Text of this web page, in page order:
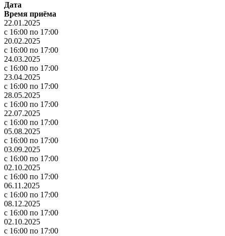
Дата
Время приёма
22.01.2025
с 16:00 по 17:00
20.02.2025
с 16:00 по 17:00
24.03.2025
с 16:00 по 17:00
23.04.2025
с 16:00 по 17:00
28.05.2025
с 16:00 по 17:00
22.07.2025
с 16:00 по 17:00
05.08.2025
с 16:00 по 17:00
03.09.2025
с 16:00 по 17:00
02.10.2025
с 16:00 по 17:00
06.11.2025
с 16:00 по 17:00
08.12.2025
с 16:00 по 17:00
02.10.2025
с 16:00 по 17:00